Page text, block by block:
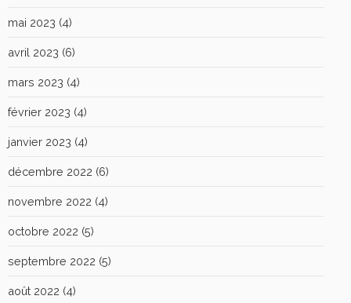
mai 2023 (4)
avril 2023 (6)
mars 2023 (4)
février 2023 (4)
janvier 2023 (4)
décembre 2022 (6)
novembre 2022 (4)
octobre 2022 (5)
septembre 2022 (5)
août 2022 (4)